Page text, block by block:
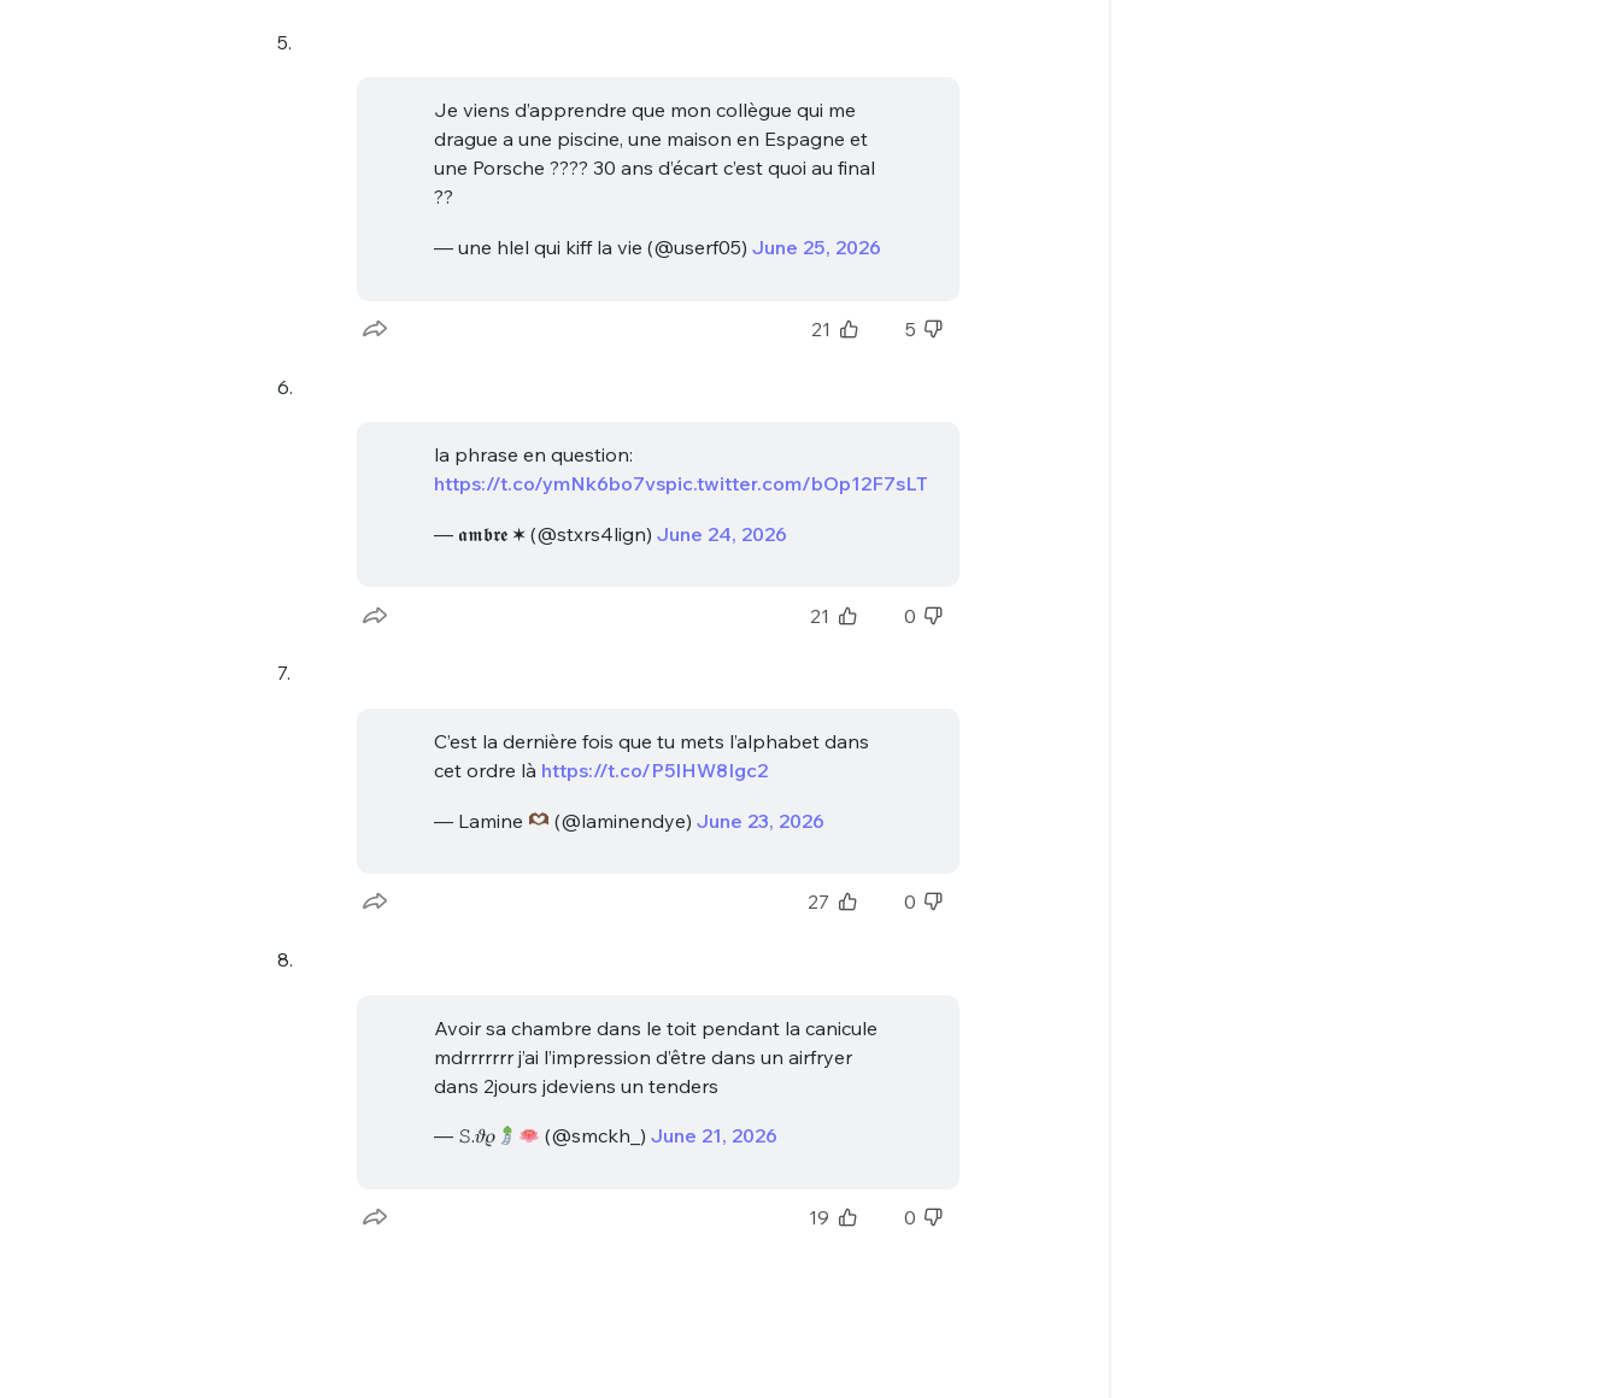
5.
Je viens d’apprendre que mon collègue qui me
drague a une piscine, une maison en Espagne et
une Porsche ???? 30 ans d’écart c’est quoi au final
??
— une hlel qui kiff la vie (@userf05) June 25, 2026
21 5
6.
la phrase en question:
https://t.co/ymNk6bo7vspic.twitter.com/bOp12F7sLT
— 𝖆𝖒𝖇𝖗𝖊 ✶ (@stxrs4lign) June 24, 2026
21 0
7.
C’est la dernière fois que tu mets l’alphabet dans
cet ordre là https://t.co/P5lHW8Igc2
— Lamine (@laminendye)June 23, 2026
27 0
8.
Avoir sa chambre dans le toit pendant la canicule
mdrrrrrrr j’ai l’impression d’être dans un airfryer
dans 2jours jdeviens un tenders
— 𝚂.𝜗𝜚 (@smckh_)June 21, 2026
19 0